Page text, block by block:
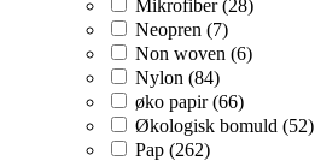
Mikrofiber (28)
Neopren (7)
Non woven (6)
Nylon (84)
øko papir (66)
Økologisk bomuld (52)
Pap (262)